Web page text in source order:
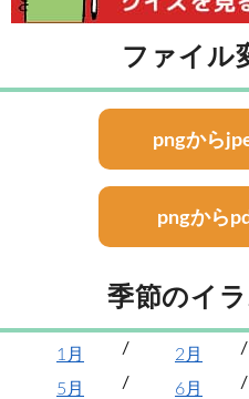
ファイル
pngから
pngから
季節のイ
1月 2月
5月
6月